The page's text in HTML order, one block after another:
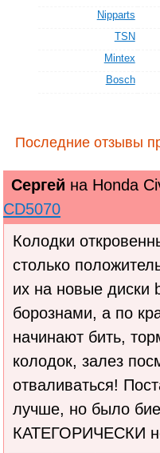
Nipparts
TSN
Mintex
Bosch
Последние отзывы
Сергей на Honda
CD5070
Колодки
столько
их на новые диски
борознами, а по
начинают бить,
колодок, залез
отваливаться!
лучше, но было
КАТЕГОРИЧЕСКИ